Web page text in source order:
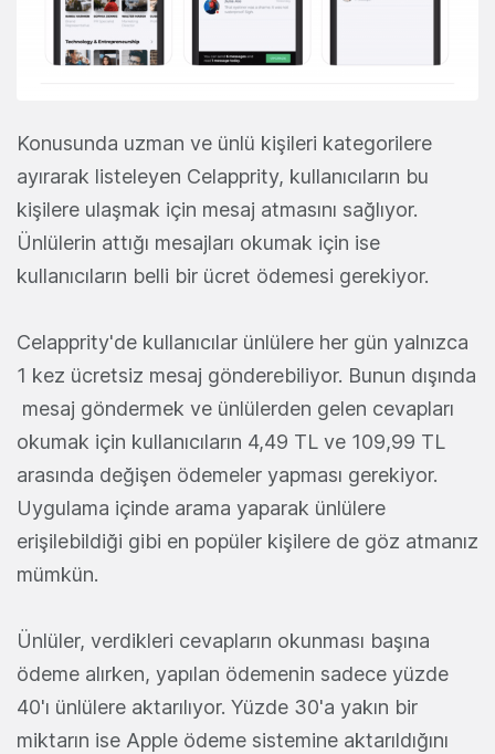
Konusunda uzman ve ünlü kişileri kategorilere
ayırarak listeleyen Celapprity, kullanıcıların bu
kişilere ulaşmak için mesaj atmasını sağlıyor.
Ünlülerin attığı mesajları okumak için ise
kullanıcıların belli bir ücret ödemesi gerekiyor.
Celapprity'de kullanıcılar ünlülere her gün yalnızca
1 kez ücretsiz mesaj gönderebiliyor. Bunun dışında
mesaj göndermek ve ünlülerden gelen cevapları
okumak için kullanıcıların 4,49 TL ve 109,99 TL
arasında değişen ödemeler yapması gerekiyor.
Uygulama içinde arama yaparak ünlülere
erişilebildiği gibi en popüler kişilere de göz atmanız
mümkün.
Ünlüler, verdikleri cevapların okunması başına
ödeme alırken, yapılan ödemenin sadece yüzde
40'ı ünlülere aktarılıyor. Yüzde 30'a yakın bir
miktarın ise Apple ödeme sistemine aktarıldığını